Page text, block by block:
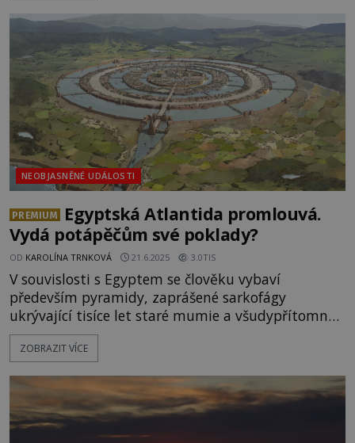
krátce před Velikonocemi vydá potápěč Elias
Stadiatos na sběr podmořs
NEOBJASNĚNÉ UDÁLOSTI
PREMIUM
Egyptská Atlantida promlouvá.
Vydá potápěčům své poklady?
OD KAROLÍNA TRNKOVÁ 21.6.2025 3.0TIS
V souvislosti s Egyptem se člověku vybaví
především pyramidy, zaprášené sarkofágy
ukrývající tisíce let staré mumie a všudypřítomný
písek. Jenže ve skutečnosti se u pobřeží této země
rýsuje podobně významná archeologická lokalita.
Heracleion. Tak zní názvy legendárního města,
které je dnes zatopeným a
ZOBRAZIT VÍCE